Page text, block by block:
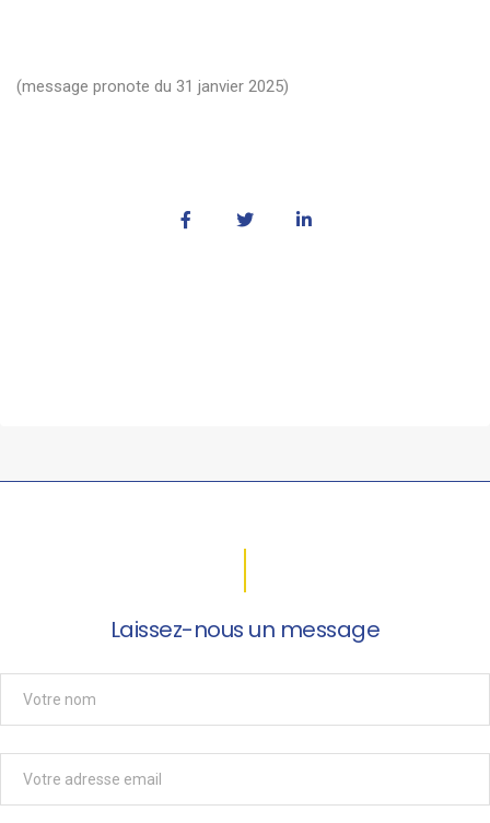
(message pronote du 31 janvier 2025)
Laissez-nous un message